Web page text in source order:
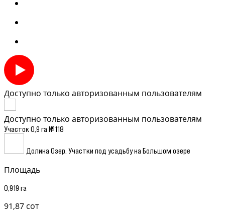
Доступно только авторизованным пользователям
Доступно только авторизованным пользователям
Участок 0,9 га №118
Долина Озер. Участки под усадьбу на Большом озере
Площадь
0,919 га
91,87 сот